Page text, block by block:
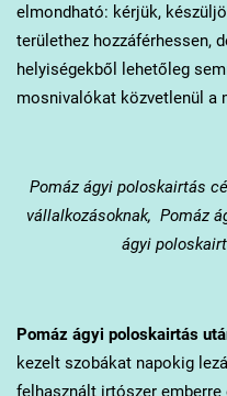
elmondható: kérjük,
területhez hozzáférhessen,
helyiségekből lehetőleg
mosnivalókat közvetlenül a
Pomázágyi poloskairtás
vállalkozásoknak, Pomáz
ágyi
Pomázágyi poloskairtás
kezelt szobákat napokig